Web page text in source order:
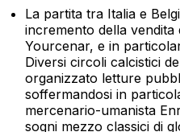
La partita tra Italia e
incremento della
Yourcenar, e in
Diversi circoli calcistici
organizzato letture
soffermandosi in
mercenario-umanista
sogni mezzo classici di